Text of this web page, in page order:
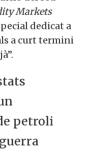
Markets
dedicat a
a curt termini
petroli